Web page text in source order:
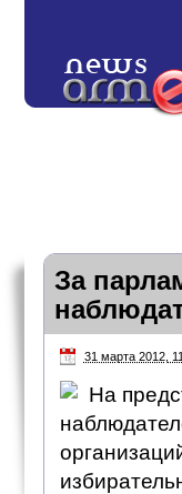
За
31 марта 2012,
На